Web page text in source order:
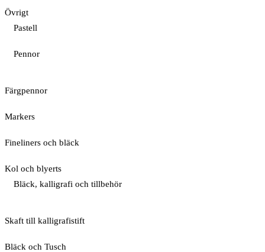
Övrigt
Pastell
Pennor
Färgpennor
Markers
Fineliners och bläck
Kol och blyerts
Bläck, kalligrafi och tillbehör
Skaft till kalligrafistift
Bläck och Tusch